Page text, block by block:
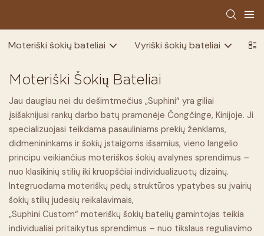
Moteriški šokių bateliai Vyriški šokių bateliai
Moteriški Šokių Bateliai
Jau daugiau nei du dešimtmečius „Suphini“ yra giliai
įsišaknijusi rankų darbo batų pramonėje Čongčinge, Kinijoje. Ji
specializuojasi teikdama pasauliniams prekių ženklams,
didmenininkams ir šokių įstaigoms išsamius, vieno langelio
principu veikiančius moteriškos šokių avalynės sprendimus –
nuo ​​klasikinių stilių iki kruopščiai individualizuotų dizainų.
Integruodama moteriškų pėdų struktūros ypatybes su įvairių
šokių stilių judesių reikalavimais,
„Suphini Custom“ moteriškų šokių batelių gamintojas teikia
individualiai pritaikytus sprendimus – nuo ​​tikslaus reguliavimo